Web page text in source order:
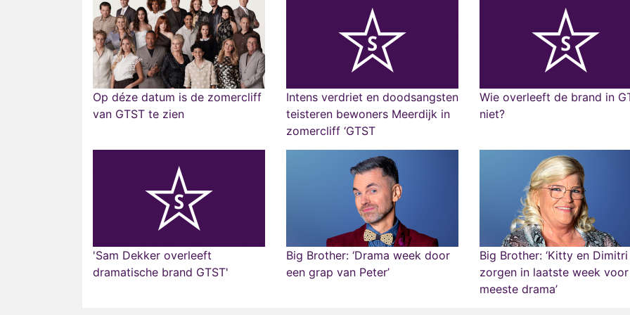
Op déze datum is de zomercliff
van GTST te zien
Intens verdriet en doodsangsten
teisteren bewoners Meerdijk in
zomercliff ‘GTST
Wie overleeft de brand in
niet?
'Sam Dekker overleeft
dramatische brand GTST'
Big Brother: ‘Drama week door
een grap van Peter’
Big Brother: ‘Kitty en Dimitri
zorgen in laatste week voor
meeste drama’